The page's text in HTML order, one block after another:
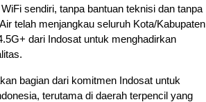
sendiri, tanpa bantuan teknisi dan tanpa
telah menjangkau seluruh Kota/Kabupaten
dari Indosat untuk menghadirkan
bagian dari komitmen Indosat untuk
terutama di daerah terpencil yang